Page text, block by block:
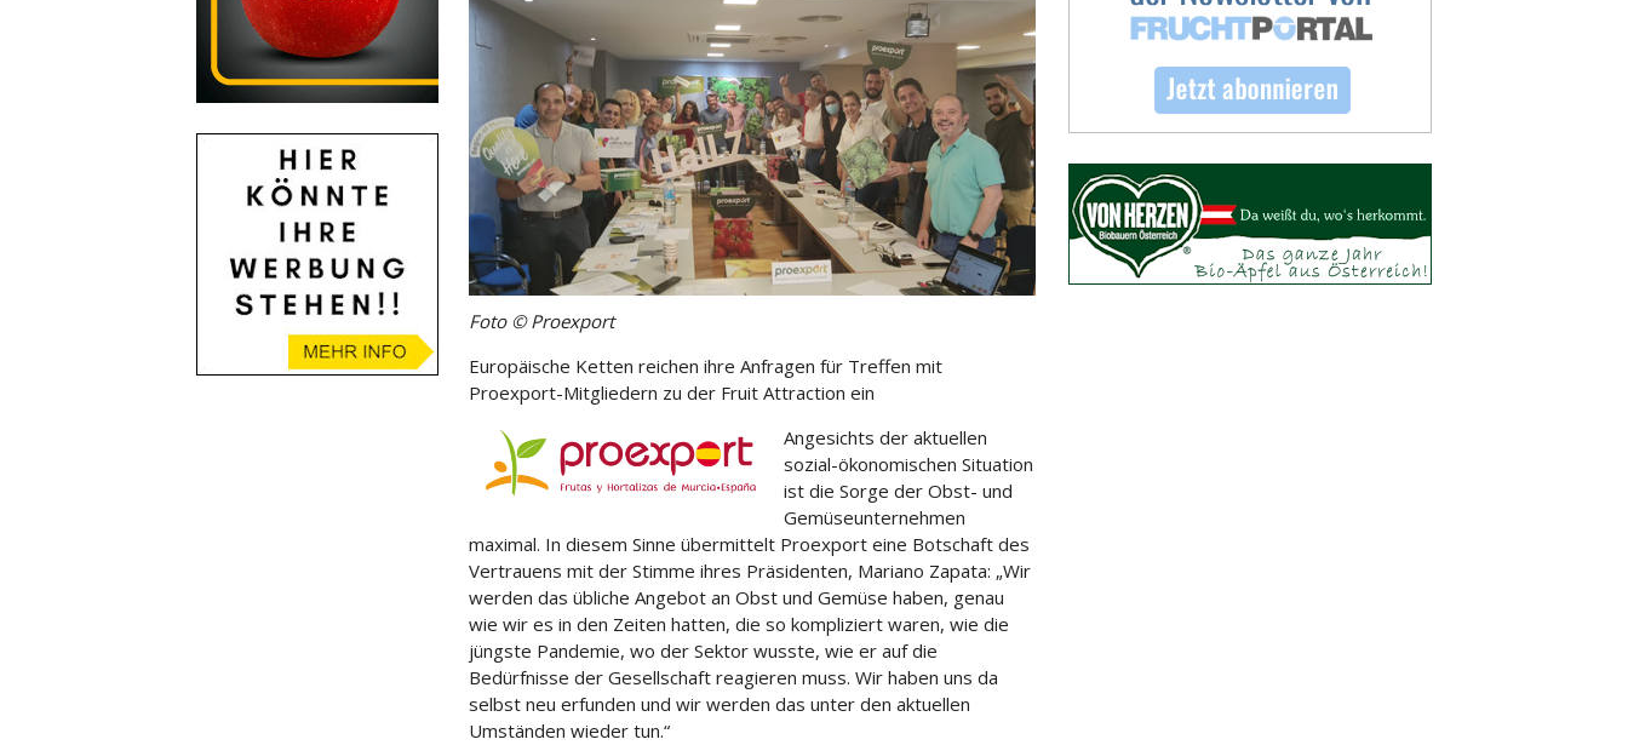
Foto © Proexport
Europäische Ketten reichen ihre Anfragen für Treffen mit
Proexport-Mitgliedern zu der Fruit Attraction ein
Angesichts der aktuellen
sozial-ökonomischen Situation
ist die Sorge der Obst- und
Gemüseunternehmen
maximal. In diesem Sinne übermittelt Proexport eine Botschaft des
Vertrauens mit der Stimme ihres Präsidenten, Mariano Zapata: „Wir
werden das übliche Angebot an Obst und Gemüse haben, genau
wie wir es in den Zeiten hatten, die so kompliziert waren, wie die
jüngste Pandemie, wo der Sektor wusste, wie er auf die
Bedürfnisse der Gesellschaft reagieren muss. Wir haben uns da
selbst neu erfunden und wir werden das unter den aktuellen
Umständen wieder tun.“